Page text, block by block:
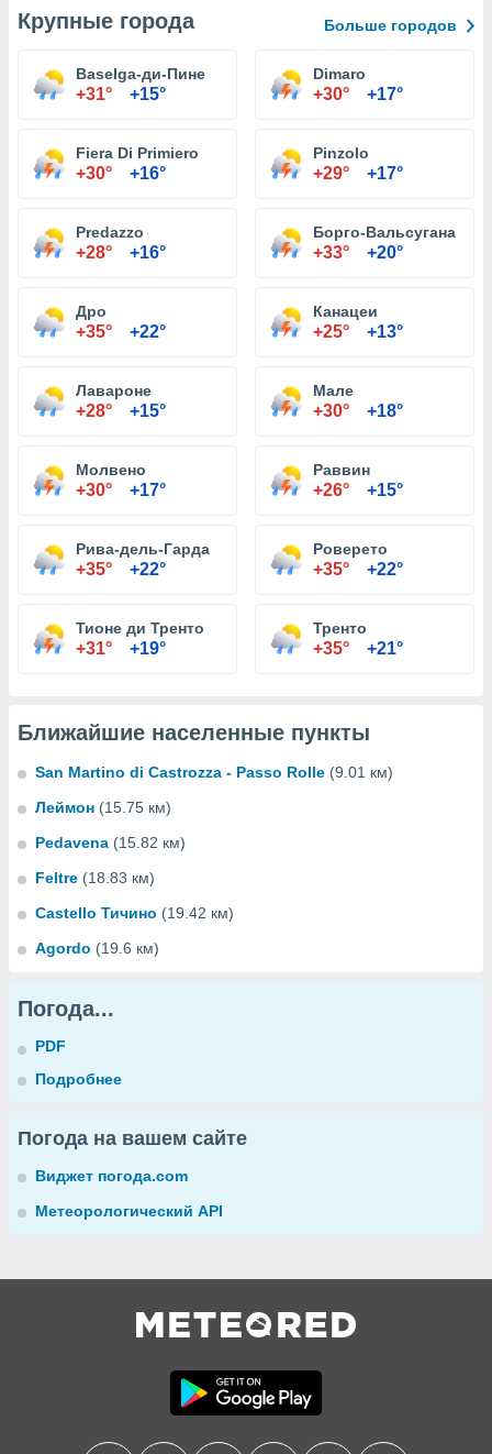
Крупные города Больше городов
Baselga-ди-Пине
+31° +15°
Dimaro
+30° +17°
Fiera Di Primiero
+30° +16°
Pinzolo
+29° +17°
Predazzo
+28° +16°
Борго-Вальсугана
+33° +20°
Дро
+35° +22°
Канацеи
+25° +13°
Лавароне
+28° +15°
Мале
+30° +18°
Молвено
+30° +17°
Раввин
+26° +15°
Рива-дель-Гарда
+35° +22°
Роверето
+35° +22°
Тионе ди Тренто
+31° +19°
Тренто
+35° +21°
Ближайшие населенные пункты
San Martino di Castrozza - Passo Rolle (9.01 км)
Леймон (15.75 км)
Pedavena (15.82 км)
Feltre (18.83 км)
Castello Тичино (19.42 км)
Agordo (19.6 км)
Погода...
PDF
Подробнее
Погода на вашем сайте
Виджет погода.com
Метеорологический API